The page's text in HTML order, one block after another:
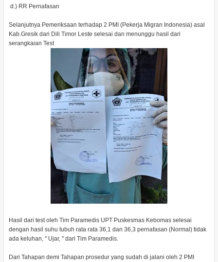
d.) RR Pernafasan
Selanjutnya Pemeriksaan terhadap 2 PMI (Pekerja Migran Indonesia) asal
Kab.Gresik dari Dili Timor Leste selesai dan menunggu hasil dari
serangkaian Test
Hasil dari test oleh Tim Paramedis UPT Puskesmas Kebomas selesai
dengan hasil suhu tubuh rata rata 36,1 dan 36,3 pernafasan (Normal) tidak
ada keluhan, " Ujar, " dari Tim Paramedis.
Dari Tahapan demi Tahapan prosedur yang sudah di jalani oleh 2 PMI